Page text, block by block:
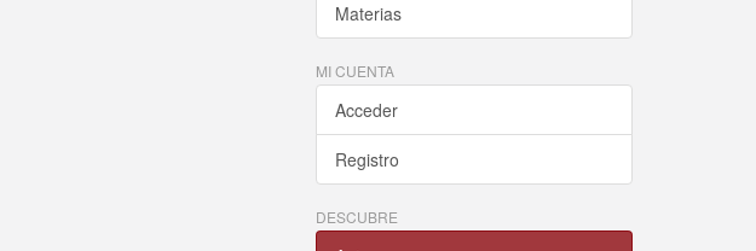
Materias
MI CUENTA
Acceder
Registro
DESCUBRE